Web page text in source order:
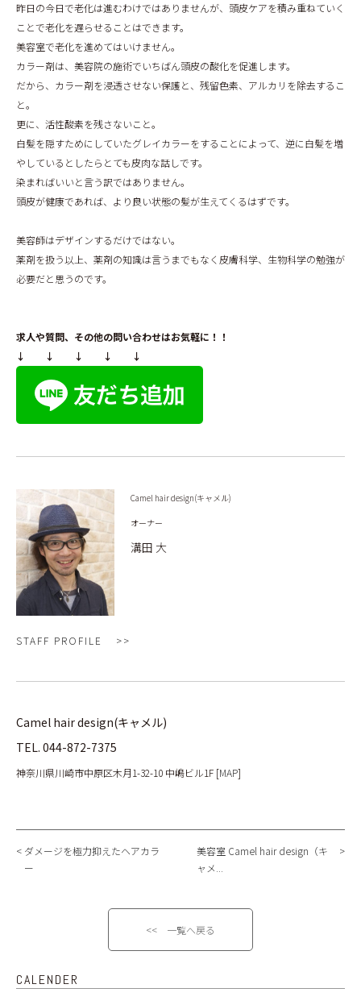
昨日の今日で老化は進むわけではありませんが、頭皮ケアを積み重ねていく
ことで老化を遅らせることはできます。
美容室で老化を進めてはいけません。
カラー剤は、美容院の施術でいちばん頭皮の酸化を促進します。
だから、カラー剤を浸透させない保護と、残留色素、アルカリを除去するこ
と。
更に、活性酸素を残さないこと。
白髪を隠すためにしていたグレイカラーをすることによって、逆に白髪を増
やしているとしたらとても皮肉な話しです。
染まればいいと言う訳ではありません。
頭皮が健康であれば、より良い状態の髪が生えてくるはずです。
美容師はデザインするだけではない。
薬剤を扱う以上、薬剤の知識は言うまでもなく皮膚科学、生物科学の勉強が
必要だと思うのです。
求人や質問、その他の問い合わせはお気軽に！！
↓ ↓ ↓ ↓ ↓
Camel hair design(キャメル)
オーナー
溝田 大
STAFF PROFILE
Camel hair design(キャメル)
TEL. 044-872-7375
神奈川県川崎市中原区木月1-32-10 中嶋ビル1F [MAP]
ダメージを極力抑えたヘアカラ
ー
美容室 Camel hair design（キ
ャメ...
<< 一覧へ戻る
CALENDER